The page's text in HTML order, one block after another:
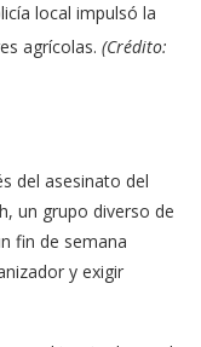
local impulsó la
agrícolas. (Crédito:
del asesinato del
un grupo diverso de
fin de semana
y exigir